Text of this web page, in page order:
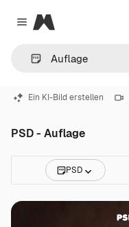
Close menu
Magnific
Ein KI-Bild erstellen
PSD - Auflage
PSD